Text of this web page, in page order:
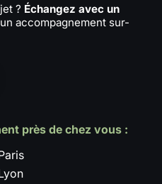
? Échangez avec un
accompagnement sur-
près de chez vous :